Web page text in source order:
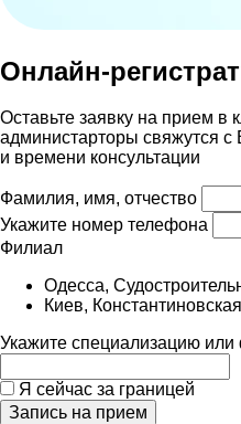
Онлайн-
Оставьте заявку на прием
администарторы свяжутся
и времени консультации
Фамилия, имя, отчество
Укажите номер телефона
Филиал
Одесса,
Киев,
Укажите специализацию
Я сейчас за границей
Запись на прием